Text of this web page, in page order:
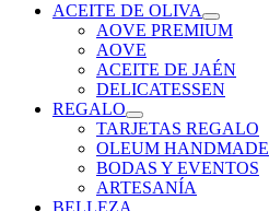
ACEITE DE OLIVA
AOVE PREMIUM
AOVE
ACEITE DE JAÉN
DELICATESSEN
REGALO
TARJETAS REGALO
OLEUM HANDMADE
BODAS Y EVENTOS
ARTESANÍA
BELLEZA